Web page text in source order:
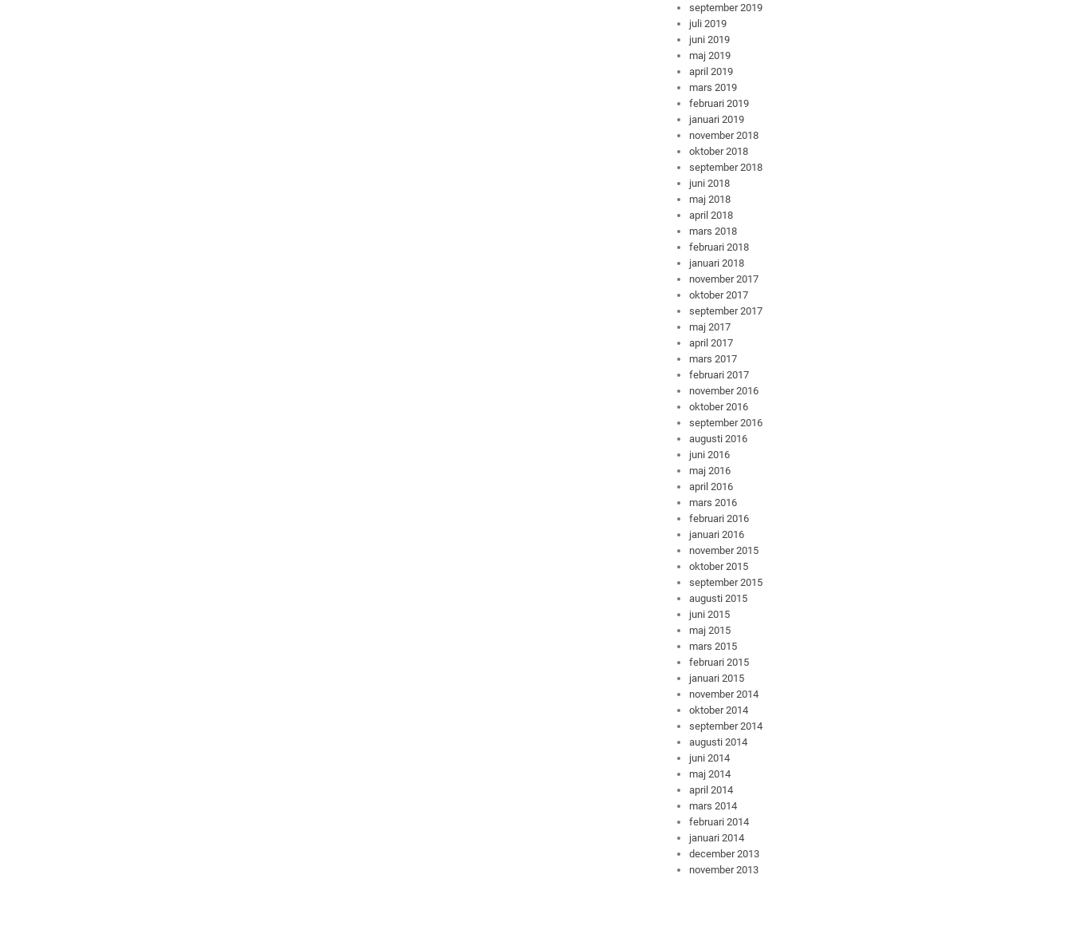
september 2019
juli 2019
juni 2019
maj 2019
april 2019
mars 2019
februari 2019
januari 2019
november 2018
oktober 2018
september 2018
juni 2018
maj 2018
april 2018
mars 2018
februari 2018
januari 2018
november 2017
oktober 2017
september 2017
maj 2017
april 2017
mars 2017
februari 2017
november 2016
oktober 2016
september 2016
augusti 2016
juni 2016
maj 2016
april 2016
mars 2016
februari 2016
januari 2016
november 2015
oktober 2015
september 2015
augusti 2015
juni 2015
maj 2015
mars 2015
februari 2015
januari 2015
november 2014
oktober 2014
september 2014
augusti 2014
juni 2014
maj 2014
april 2014
mars 2014
februari 2014
januari 2014
december 2013
november 2013